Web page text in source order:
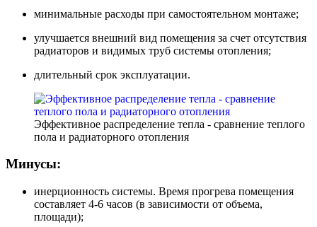
минимальные расходы при самостоятельном монтаже;
улучшается внешний вид помещения за счет отсутствия
радиаторов и видимых труб системы отопления;
длительный срок эксплуатации.
Эффективное распределение тепла - сравнение теплого
пола и радиаторного отопления
Минусы:
инерционность системы. Время прогрева помещения
составляет 4-6 часов (в зависимости от объема,
площади);